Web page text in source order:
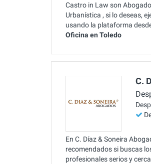
Castro in Law son
Urbanística , si lo deseas,
usando la plataforma
Oficina en Toledo
C.
En C. Díaz & Soneira
recomendados si buscas
profesionales serios y